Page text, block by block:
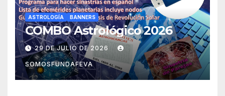
ASTROLOGÍA BANNERS
COMBO Astrológico 2026
29 DE JULIO DE 2026
SOMOSFUNDAFEVA